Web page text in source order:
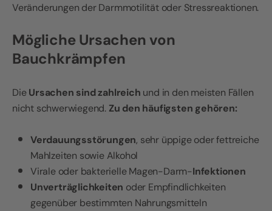
Veränderungen der Darmmotilität oder Stressreaktionen.
Mögliche Ursachen von
Bauchkrämpfen
DieUrsachen sind zahlreich und in den meisten Fällen
nicht schwerwiegend. Zu den häufigsten gehören:
Verdauungsstörungen, sehr üppige oder fettreiche
Mahlzeiten sowie Alkohol
Virale oder bakterielle Magen-Darm-Infektionen
Unverträglichkeiten oder Empfindlichkeiten
gegenüber bestimmten Nahrungsmitteln